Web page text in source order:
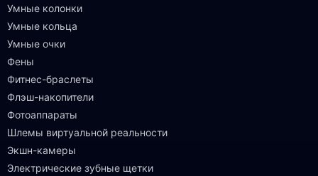
Умные колонки
Умные кольца
Умные очки
Фены
Фитнес-браслеты
Флэш-накопители
Фотоаппараты
Шлемы виртуальной реальности
Экшн-камеры
Электрические зубные щетки